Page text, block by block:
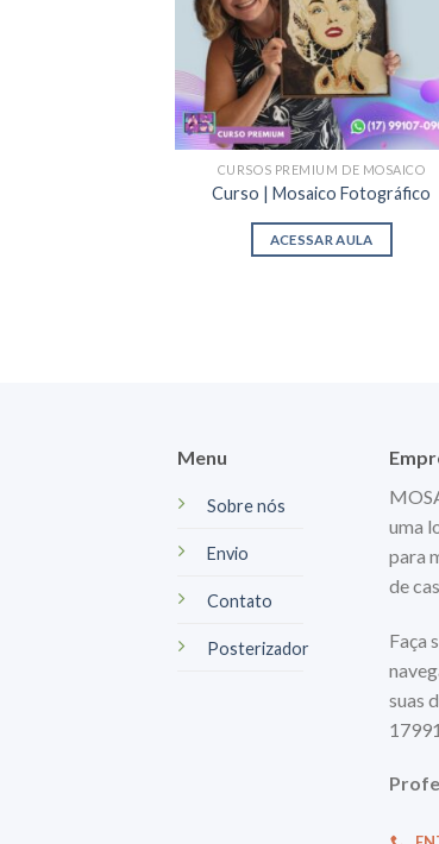
CURSOS PREMIUM DE MOSAICO
Curso | Mosaico Fotográfico
ACESSAR AULA
Menu
Sobre nós
Envio
Contato
Posterizador
uma
para
de
Faça
suas